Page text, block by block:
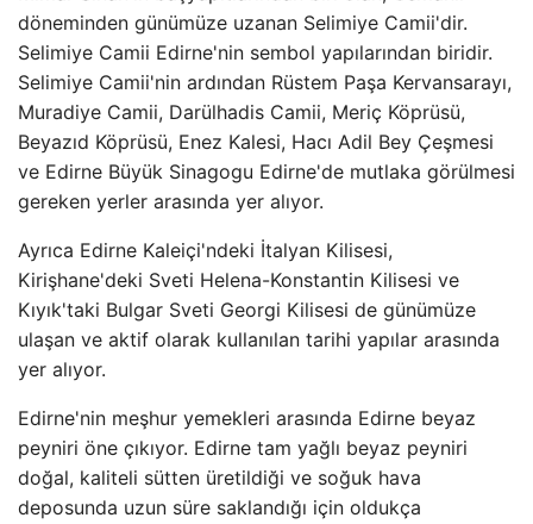
döneminden günümüze uzanan Selimiye Camii'dir.
Selimiye Camii Edirne'nin sembol yapılarından biridir.
Selimiye Camii'nin ardından Rüstem Paşa Kervansarayı,
Muradiye Camii, Darülhadis Camii, Meriç Köprüsü,
Beyazıd Köprüsü, Enez Kalesi, Hacı Adil Bey Çeşmesi
ve Edirne Büyük Sinagogu Edirne'de mutlaka görülmesi
gereken yerler arasında yer alıyor.
Ayrıca Edirne Kaleiçi'ndeki İtalyan Kilisesi,
Kirişhane'deki Sveti Helena-Konstantin Kilisesi ve
Kıyık'taki Bulgar Sveti Georgi Kilisesi de günümüze
ulaşan ve aktif olarak kullanılan tarihi yapılar arasında
yer alıyor.
Edirne'nin meşhur yemekleri arasında Edirne beyaz
peyniri öne çıkıyor. Edirne tam yağlı beyaz peyniri
doğal, kaliteli sütten üretildiği ve soğuk hava
deposunda uzun süre saklandığı için oldukça